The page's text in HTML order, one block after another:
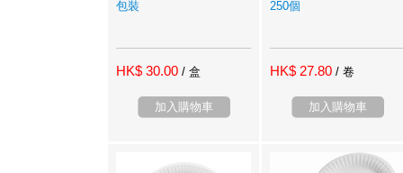
包裝
HK$ 30.00 / 盒
加入購物車
250個
HK$ 27.80 / 卷
加入購物車